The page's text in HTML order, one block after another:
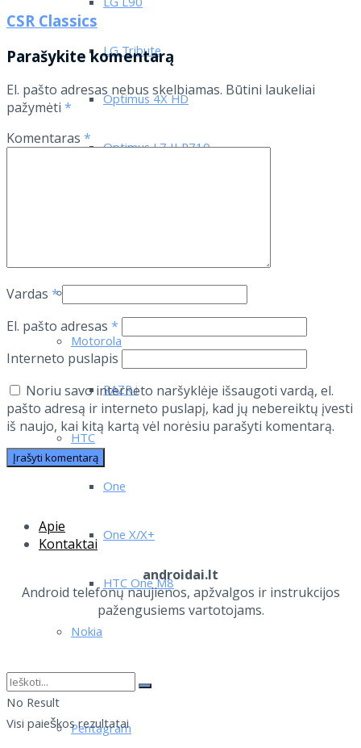
LG Tribute
Optimus 4X HD
Optimus L7 II P710
Motorola
RAZR i
HTC
One
One X/X+
HTC One M8
Nokia
Pentagram
CSR Classics
Parašykite komentarą
El. pašto adresas nebus skelbiamas. Būtini laukeliai
pažymėti *
Komentaras *
Vardas *
El. pašto adresas *
Interneto puslapis
Noriu savo interneto naršyklėje išsaugoti vardą, el.
pašto adresą ir interneto puslapį, kad jų nebereiktų įvesti
iš naujo, kai kitą kartą vėl norėsiu parašyti komentarą.
Apie
Kontaktai
androidai.lt
Android telefonų naujienos, apžvalgos ir instrukcijos
pažengusiems vartotojams.
No Result
Visi paieškos rezultatai